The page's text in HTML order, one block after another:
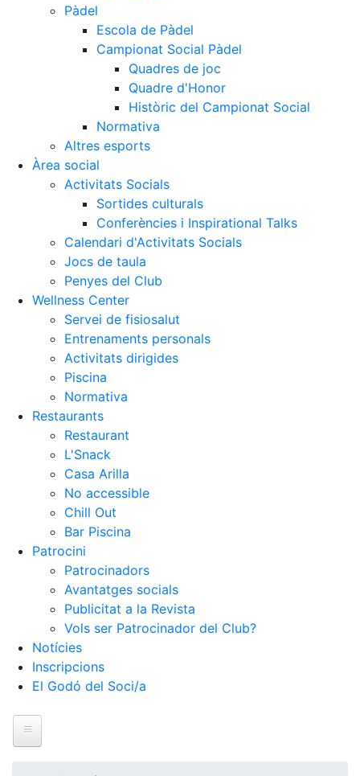
Pàdel
Escola de Pàdel
Campionat Social Pàdel
Quadres de joc
Quadre d'Honor
Històric del Campionat Social
Normativa
Altres esports
Àrea social
Activitats Socials
Sortides culturals
Conferències i Inspirational Talks
Calendari d'Activitats Socials
Jocs de taula
Penyes del Club
Wellness Center
Servei de fisiosalut
Entrenaments personals
Activitats dirigides
Piscina
Normativa
Restaurants
Restaurant
L'Snack
Casa Arilla
No accessible
Chill Out
Bar Piscina
Patrocini
Patrocinadors
Avantatges socials
Publicitat a la Revista
Vols ser Patrocinador del Club?
Notícies
Inscripcions
El Godó del Soci/a